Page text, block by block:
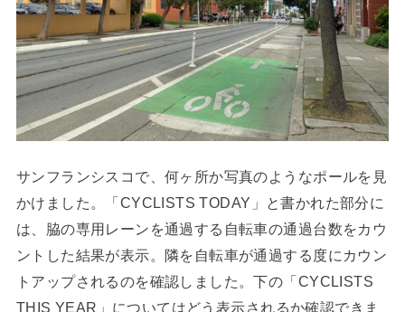
サンフランシスコで、何ヶ所か写真のようなポールを見
かけました。「CYCLISTS TODAY」と書かれた部分に
は、脇の専用レーンを通過する自転車の通過台数をカウ
ントした結果が表示。隣を自転車が通過する度にカウン
トアップされるのを確認しました。下の「CYCLISTS
THIS YEAR」についてはどう表示されるか確認できま